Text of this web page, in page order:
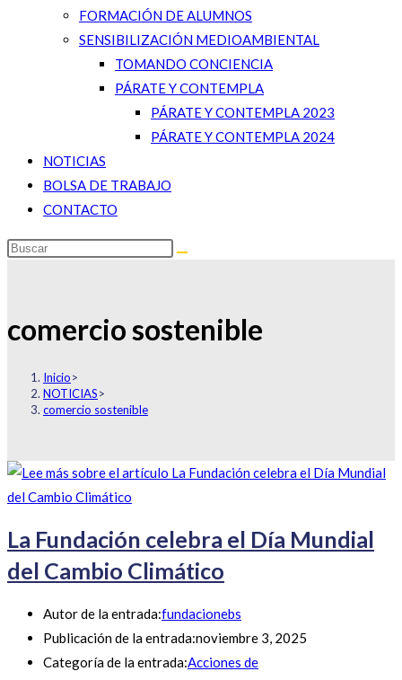
FORMACIÓN DE ALUMNOS
SENSIBILIZACIÓN MEDIOAMBIENTAL
TOMANDO CONCIENCIA
PÁRATE Y CONTEMPLA
PÁRATE Y CONTEMPLA 2023
PÁRATE Y CONTEMPLA 2024
NOTICIAS
BOLSA DE TRABAJO
CONTACTO
comercio sostenible
Inicio>
NOTICIAS>
comercio sostenible
La Fundación celebra el Día Mundial
del Cambio Climático
Autor de la entrada:fundacionebs
Publicación de la entrada:noviembre 3, 2025
Categoría de la entrada:Acciones de